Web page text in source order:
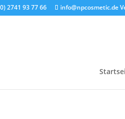
2741 93 77 66 info@npcosmetic.de